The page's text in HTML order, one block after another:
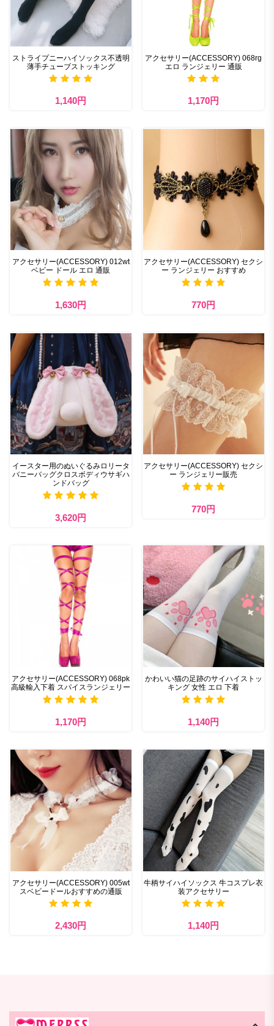
ストライプニーハイソックス不透明
薄手チューブストッキング
1,140円
アクセサリー(ACCESSORY) 068rg
エロ ランジェリー 通販
1,170円
アクセサリー(ACCESSORY) 012wt
ベビー ドール エロ 通販
1,630円
アクセサリー(ACCESSORY) セクシ
ー ランジェリー おすすめ
770円
イースター用のぬいぐるみロリータ
バニーバッグクロスボディウサギハ
ンドバッグ
3,620円
アクセサリー(ACCESSORY) セクシ
ー ランジェリー販売
770円
アクセサリー(ACCESSORY) 068pk
高級輸入下着 スパイスランジェリー
1,170円
かわいい猫の足跡のサイハイストッ
キング 女性 エロ 下着
1,140円
アクセサリー(ACCESSORY) 005wt
スベビードールおすすめの通販
2,430円
牛柄サイハイソックス 牛コスプレ衣
装アクセサリー
1,140円